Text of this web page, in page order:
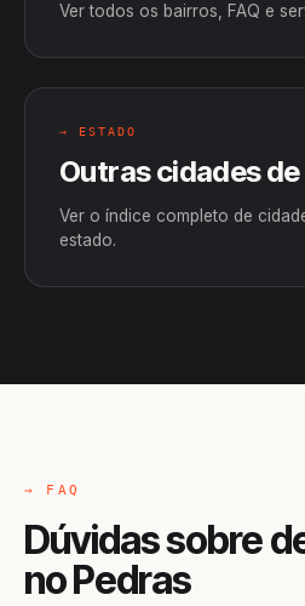
Ver todos os bairros, FAQ e
→ ESTADO
Outras cidades de
Ver o índice completo de
estado.
→ FAQ
Dúvidas sobre
no Pedras